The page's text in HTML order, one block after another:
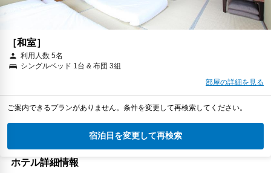
［和室］
利用人数 5名
シングルベッド 1台 & 布団 3組
部屋の詳細を見る
ご案内できるプランがありません。条件を変更して再検索してください。
宿泊日を変更して再検索
ホテル詳細情報